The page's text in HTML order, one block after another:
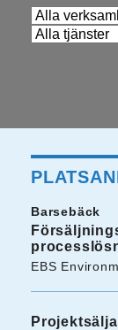
Barsebäck
EBS